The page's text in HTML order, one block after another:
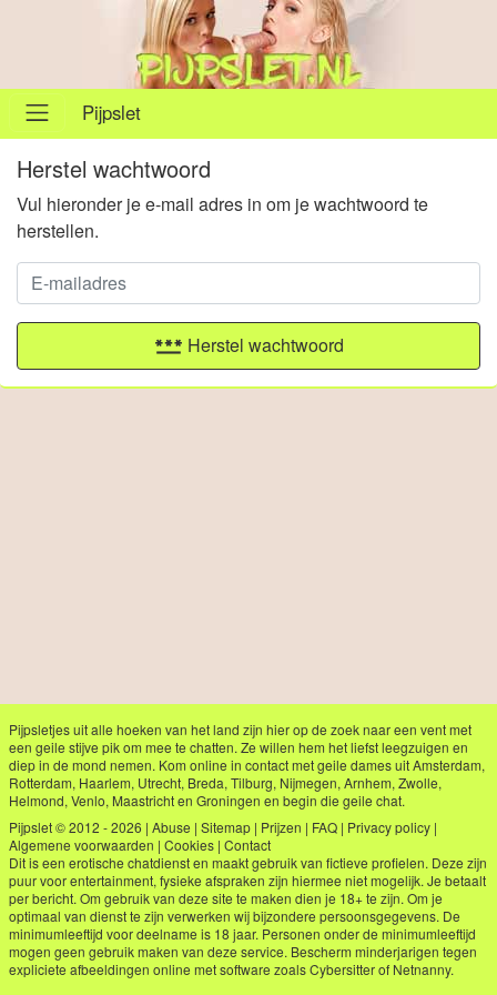
Pijpslet
Herstel wachtwoord
Vul hieronder je e-mail adres in om je wachtwoord te
herstellen.
password Herstel wachtwoord
Pijpsletjes uit alle hoeken van het land zijn hier op de zoek naar een vent met
een geile stijve pik om mee te chatten. Ze willen hem het liefst leegzuigen en
diep in de mond nemen. Kom online in contact met geile dames uit Amsterdam,
Rotterdam, Haarlem, Utrecht, Breda, Tilburg, Nijmegen, Arnhem, Zwolle,
Helmond, Venlo, Maastricht en Groningen en begin die geile chat.
Pijpslet © 2012 - 2026 | Abuse | Sitemap| Prijzen | FAQ| Privacy policy|
Algemene voorwaarden | Cookies| Contact
Dit is een erotische chatdienst en maakt gebruik van fictieve profielen. Deze zijn
puur voor entertainment, fysieke afspraken zijn hiermee niet mogelijk. Je betaalt
per bericht. Om gebruik van deze site te maken dien je 18+ te zijn. Om je
optimaal van dienst te zijn verwerken wij bijzondere persoonsgegevens. De
minimumleeftijd voor deelname is 18 jaar. Personen onder de minimumleeftijd
mogen geen gebruik maken van deze service. Bescherm minderjarigen tegen
expliciete afbeeldingen online met software zoals Cybersitter of Netnanny.